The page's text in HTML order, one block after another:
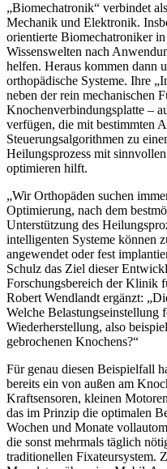
„Biomechatronik“ verbindet
Mechanik und Elektronik.
orientierte Biomechatroniker
Wissenswelten nach
helfen. Heraus kommen dann
orthopädische Systeme. Ihre
neben der rein mechanischen
Knochenverbindungsplatte –
verfügen, die mit bestimmten
Steuerungsalgorithmen zu
Heilungsprozess mit
optimieren hilft.
„Wir Orthopäden suchen
Optimierung, nach dem
Unterstützung des
intelligenten Systeme können
angewendet oder fest
Schulz das Ziel dieser
Forschungsbereich der Klinik
Robert Wendlandt ergänzt:
Welche Belastungseinstellung
Wiederherstellung, also
gebrochenen Knochens?“
Für genau diesen Beispielfall
bereits ein von außen am
Kraftsensoren, kleinen
das im Prinzip die optimalen
Wochen und Monate
die sonst mehrmals täglich
traditionellen Fixateursystem.